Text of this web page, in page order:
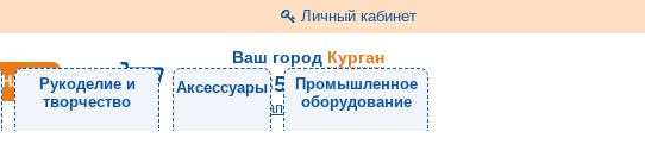
Личный кабинет
Ваш город Курган
8 (3522) 46-05-10
Напишите нам
Рукоделие и
творчество
Аксессуары
Промышленное
оборудование